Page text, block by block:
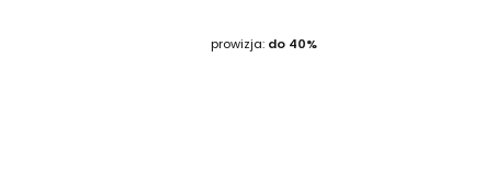
prowizja: do 40%